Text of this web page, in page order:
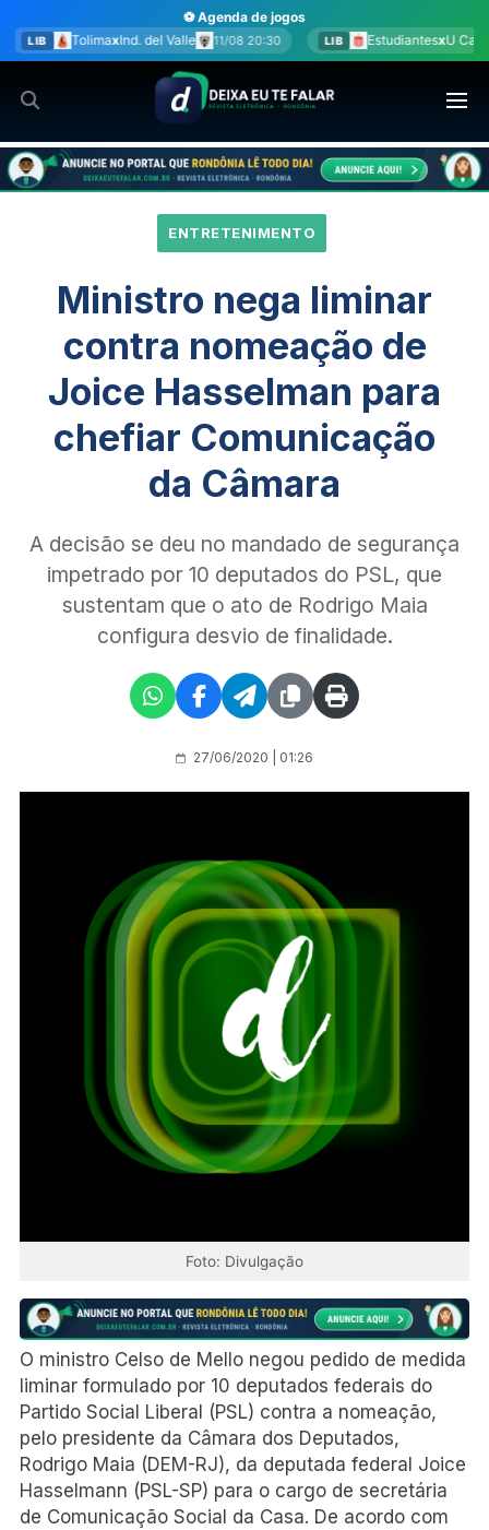
para
o
conteúdo
⚽ Agenda de jogos
Valle
11/08 20:30 LIB Estudiantes U Católica 11/08 20:30
ENTRETENIMENTO
Ministro nega liminar
contra nomeação de
Joice Hasselman para
chefiar Comunicação
da Câmara
A decisão se deu no mandado de segurança
impetrado por 10 deputados do PSL, que
sustentam que o ato de Rodrigo Maia
configura desvio de finalidade.
27/06/2020 | 01:26
Foto: Divulgação
O ministro Celso de Mello negou pedido de medida
liminar formulado por 10 deputados federais do
Partido Social Liberal (PSL) contra a nomeação,
pelo presidente da Câmara dos Deputados,
Rodrigo Maia (DEM-RJ), da deputada federal Joice
Hasselmann (PSL-SP) para o cargo de secretária
de Comunicação Social da Casa. De acordo com